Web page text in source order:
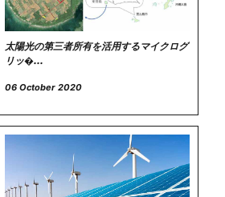
太陽光の第三者所有を活用するマイクログ
リッ�...
06 October 2020